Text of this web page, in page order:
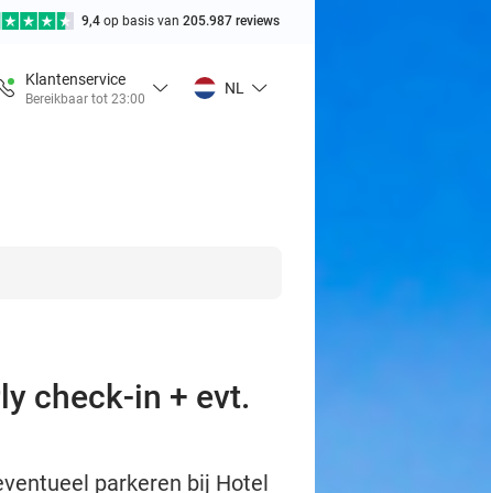
9,4 op basis van 205.987 reviews
Klantenservice
Bereikbaar tot 23:00
NL
check-in + evt.
parkeren bij Hotel